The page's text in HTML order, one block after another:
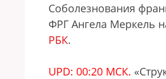
Соболезнования
ФРГ Ангела Меркель
РБК.
UPD: 00:20 МСК.